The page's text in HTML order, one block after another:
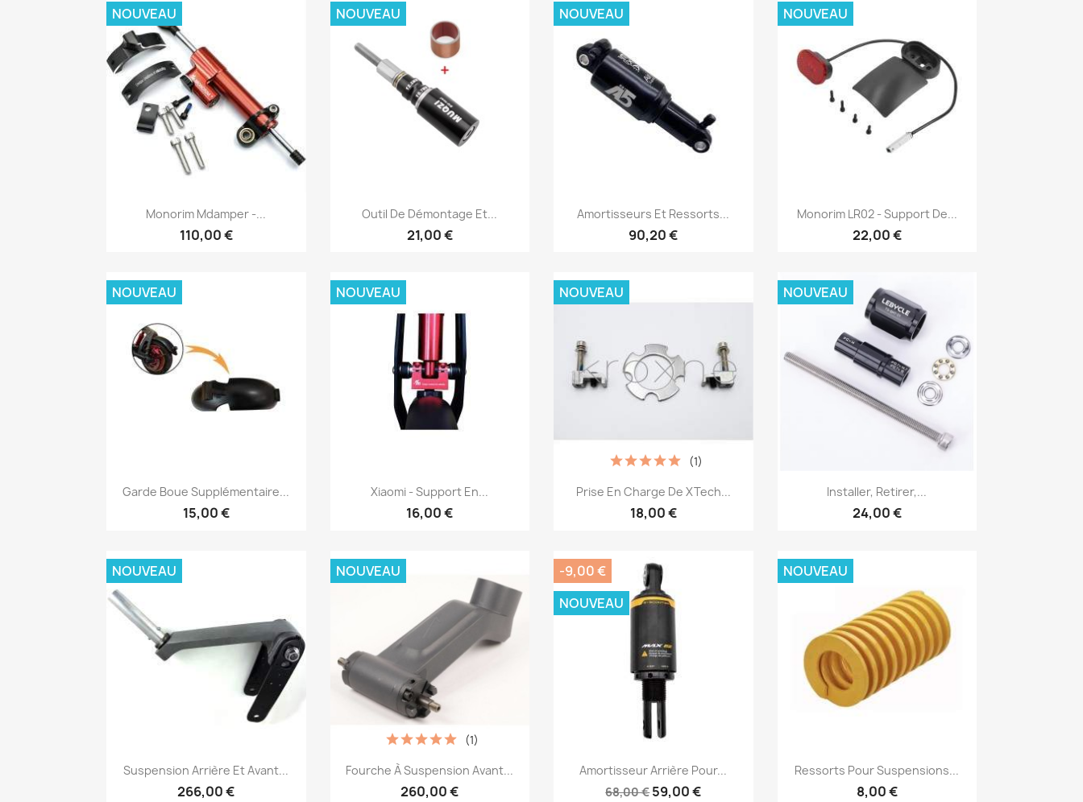
Aperçu rapide
Monorim Mdamper -...
110,00 €
NOUVEAU
Aperçu rapide
Outil De Démontage Et...
21,00 €
NOUVEAU
Aperçu rapide
Amortisseurs Et Ressorts...
90,20 €
NOUVEAU
Aperçu rapide
Monorim LR02 - Support De...
22,00 €
NOUVEAU
Aperçu rapide
Garde Boue Supplémentaire...
15,00 €
NOUVEAU
Aperçu rapide
Xiaomi - Support En...
16,00 €
NOUVEAU
Aperçu rapide
Prise En Charge De XTech...
18,00 €
(1)
NOUVEAU
Aperçu rapide
Installer, Retirer,...
24,00 €
NOUVEAU
Aperçu rapide
Suspension Arrière Et Avant...
266,00 €
NOUVEAU
 Aperçu rapide
Fourche À Suspension Avant...
260,00 €
(1)
NOUVEAU
Aperçu rapide
Amortisseur Arrière Pour...
68,00 €59,00 €
-9,00 €
NOUVEAU
Aperçu rapide
Ressorts Pour Suspensions...
8,00 €
NOUVEAU